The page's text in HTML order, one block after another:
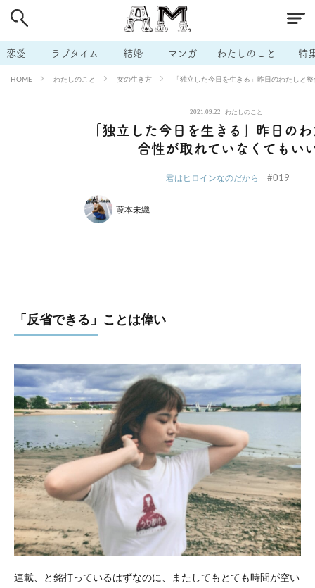
恋愛 ラブタイム 結婚 マンガ わたしのこと 特
HOME わたしのこと 女の生き方 「独立した今日を生きる」昨日のわたしと
2021.09.22 わたしのこと
「独立した今日を生きる」昨日の
合性が取れていなくてもい
君はヒロインなのだから #019
葭本未織
「反省できる」ことは偉い
連載、と銘打っているはずなのに、またしてもとても時間が空い
# 男の本音 # セフレ # 不倫
# 出会う方法 # マッチングアプリ # ラブグッズ # 体の相